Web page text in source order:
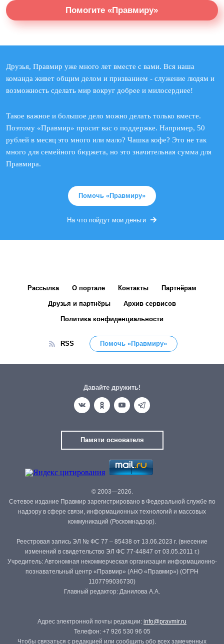
Помогите «Правмиру»
Друзья, Правмир уже много лет вместе с вами. Вся наша
команда живет общим делом и призванием - служение людям и
возможность сделать мир вокруг добрее и милосерднее!
Такое важное и большое дело можно делать только вместе.
Поэтому «Правмир» просит вас о поддержке. Например, 50
рублей в месяц это много или мало? Чашка кофе? Это не так
много для семейного бюджета, но это значительная сумма для
Правмира.
Помочь «Правмиру»
На что пойдут мои деньги
Рассылка О портале Контакты Партнёрам
Друзья и партнёры Архив сервисов
Политика конфиденциальности
RSS Помочь «Правмиру»
Давайте дружить!
Памяти основателя
© 2003—2026.
Сетевое издание Правмир зарегистрировано в Федеральной службе по
надзору в сфере связи, информационных технологий и массовых
коммуникаций (Роскомнадзор).
Реестровая запись ЭЛ № ФС 77 – 85438 от 13.06.2023 г. (внесение
изменений в свидетельство ЭЛ ФС 77-44847 от 03.05.2011 г.)
Учредитель: Автономная некоммерческая организация информационно-
познавательный центр «Правмир» (АНО «Правмир») (ОГРН
1107799036730)
Главный редактор: Данилова А.А.
Адрес электронной почты редакции: info@pravmir.ru
Телефон: +7 926 530 96 05
Чтобы связаться с редакцией или сообщить обо всех замеченных